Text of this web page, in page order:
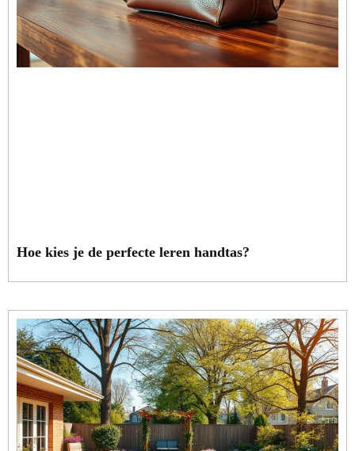
Hoe kies je de perfecte leren handtas?